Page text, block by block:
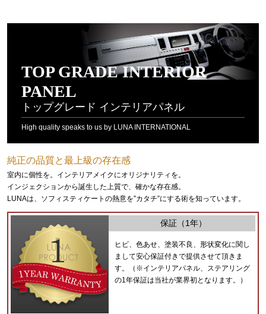
TOP GRADE INTERIOR
PANEL
トップグレード インテリアパネル
High quality speaks to us by LUNA INTERNATIONAL
純正の品質と最上級の存在感
室内に個性を。インテリアメイクにオリジナリティを。
インジェクションから誕生した上質で、確かな存在感。
LUNAは、ソフィスティケートの熱意を”カタチ”にする術を知っています。
保証（1年）
ヒビ、色あせ、塗装不良、形状変化に関し
まして安心保証付きで提供させて頂きま
す。（※インテリアパネル、ステアリング
の1年保証は当社が業界初となります。）